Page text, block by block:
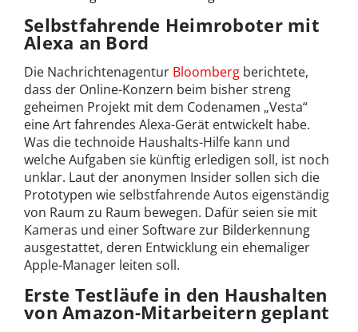
Selbstfahrende Heimroboter mit
Alexa an Bord
Die Nachrichtenagentur Bloomberg berichtete,
dass der Online-Konzern beim bisher streng
geheimen Projekt mit dem Codenamen „Vesta“
eine Art fahrendes Alexa-Gerät entwickelt habe.
Was die technoide Haushalts-Hilfe kann und
welche Aufgaben sie künftig erledigen soll, ist noch
unklar. Laut der anonymen Insider sollen sich die
Prototypen wie selbstfahrende Autos eigenständig
von Raum zu Raum bewegen. Dafür seien sie mit
Kameras und einer Software zur Bilderkennung
ausgestattet, deren Entwicklung ein ehemaliger
Apple-Manager leiten soll.
Erste Testläufe in den Haushalten
von Amazon-Mitarbeitern geplant